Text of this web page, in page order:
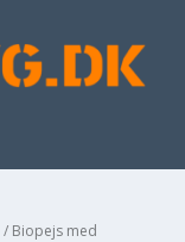
/ Biopejs med